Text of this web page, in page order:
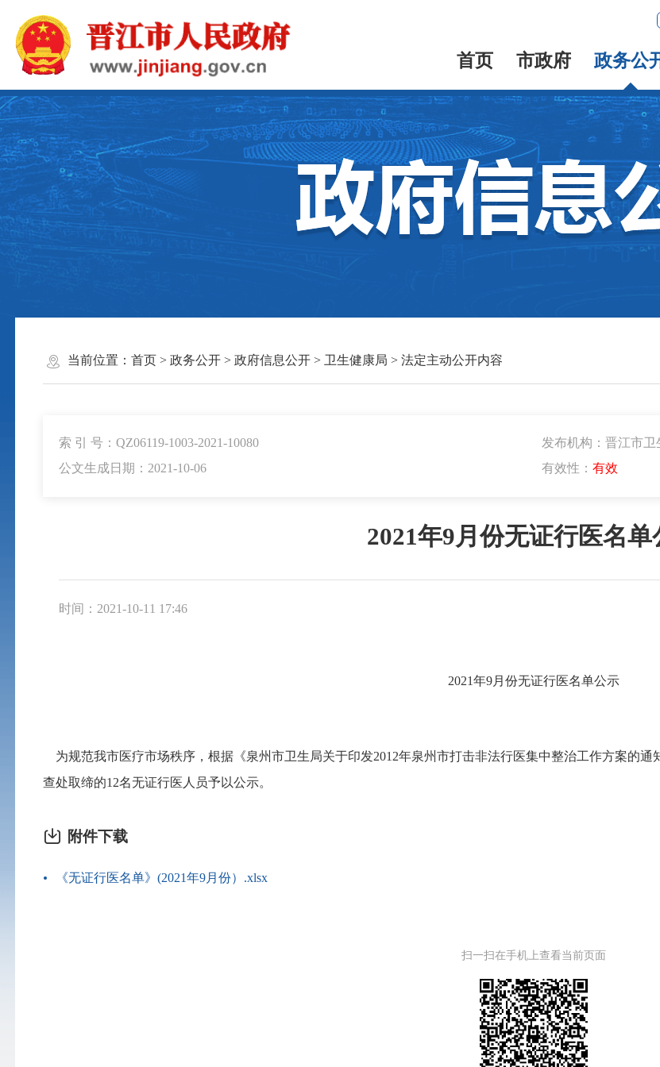
首页 市政府 政务公
当前位置： 首页> 政务公开> 政府信息公开> 卫生健康局 > 法定主动公开内容
索 引 号：QZ06119-1003-2021-10080
发布机构：晋江市卫
公文生成日期：2021-10-06
有效性： 有效
2021年9月份无证行医名单
时间：2021-10-11 17:46
2021年9月份无证行医名单公示
为规范我市医疗市场秩序，根据《泉州市卫生局关于印发2012年泉州市打击非法行医集中整治工作方案的
查处取缔的12名无证行医人员予以公示。
附件下载
《无证行医名单》(2021年9月份）.xlsx
扫一扫在手机上查看当前页面